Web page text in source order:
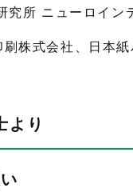
究所 ニューロイン
株式会社、日本紙
より